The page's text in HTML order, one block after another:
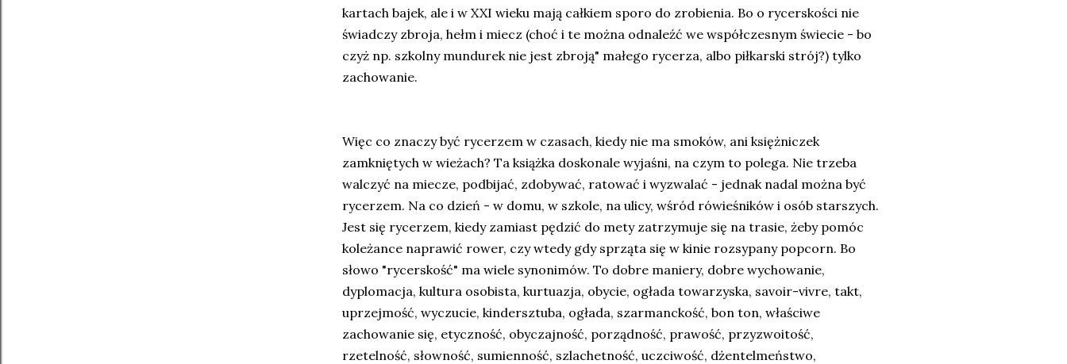
kartach bajek, ale i w XXI wieku mają całkiem sporo do zrobienia. Bo o rycerskości nie
świadczy zbroja, hełm i miecz (choć i te można odnaleźć we współczesnym świecie - bo
czyż np. szkolny mundurek nie jest zbroją" małego rycerza, albo piłkarski strój?) tylko
zachowanie.
Więc co znaczy być rycerzem w czasach, kiedy nie ma smoków, ani księżniczek
zamkniętych w wieżach? Ta książka doskonale wyjaśni, na czym to polega. Nie trzeba
walczyć na miecze, podbijać, zdobywać, ratować i wyzwalać - jednak nadal można być
rycerzem. Na co dzień - w domu, w szkole, na ulicy, wśród rówieśników i osób starszych.
Jest się rycerzem, kiedy zamiast pędzić do mety zatrzymuje się na trasie, żeby pomóc
koleżance naprawić rower, czy wtedy gdy sprząta się w kinie rozsypany popcorn. Bo
słowo "rycerskość" ma wiele synonimów. To dobre maniery, dobre wychowanie,
dyplomacja, kultura osobista, kurtuazja, obycie, ogłada towarzyska, savoir-vivre, takt,
uprzejmość, wyczucie, kindersztuba, ogłada, szarmanckość, bon ton, właściwe
zachowanie się, etyczność, obyczajność, porządność, prawość, przyzwoitość,
rzetelność, słowność, sumienność, szlachetność, uczciwość, dżentelmeństwo,